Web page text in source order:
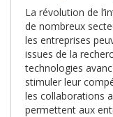
La révolution de
de nombreux
les entreprises
issues de la
technologies
stimuler leur
les collaborations
permettent aux